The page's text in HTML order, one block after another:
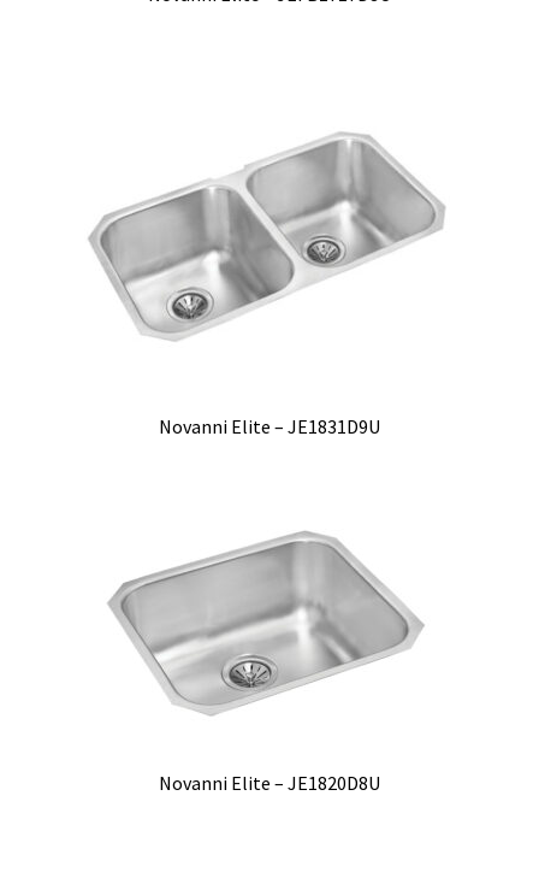
Novanni Elite – JE1831D9U
Novanni Elite – JE1820D8U